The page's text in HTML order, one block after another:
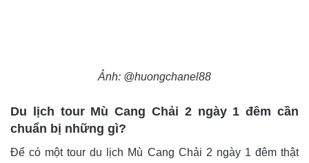
Ảnh: @huongchanel88
Du lịch tour Mù Cang Chải 2 ngày 1 đêm cần
chuẩn bị những gì?
Để có một tour du lịch Mù Cang Chải 2 ngày 1 đêm thật